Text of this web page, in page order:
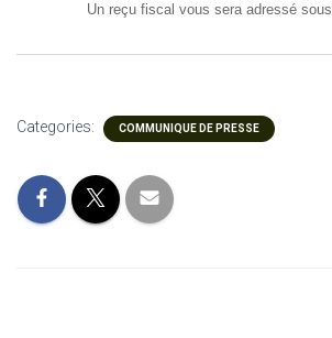
Un reçu fiscal vous sera adressé sous
Categories: COMMUNIQUE DE PRESSE